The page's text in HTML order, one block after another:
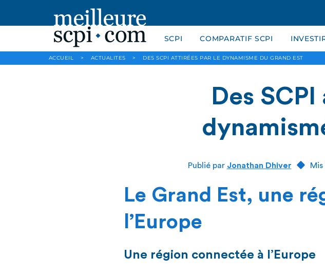
SCPI COMPARATIF SCPI
ACCUEIL > ACTUALITES > DES SCPI ATTIRÉES PAR LE DYNAMISME DU GRAND EST
Des
Publié par Jonathan Dhiver
Le Grand Est, une
l’Europe
Une région connectée à l’Europe